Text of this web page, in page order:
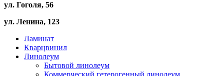
ул. Гоголя, 56
ул. Ленина, 123
Ламинат
Кварцвинил
Линолеум
Бытовой линолеум
Коммерческий гетерогенный линолеум